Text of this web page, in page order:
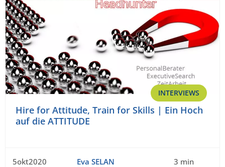
INTERVIEWS
Hire for Attitude, Train for Skills | Ein Hoch
auf die ATTITUDE
5okt2020 Eva SELAN 3 min